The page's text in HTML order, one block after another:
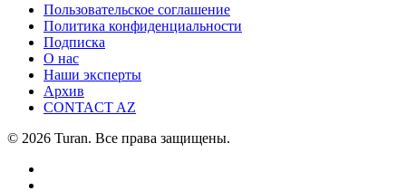
Пользовательское соглашение
Политика конфиденциальности
Подписка
О нас
Наши эксперты
Архив
CONTACT AZ
© 2026 Turan. Все права защищены.